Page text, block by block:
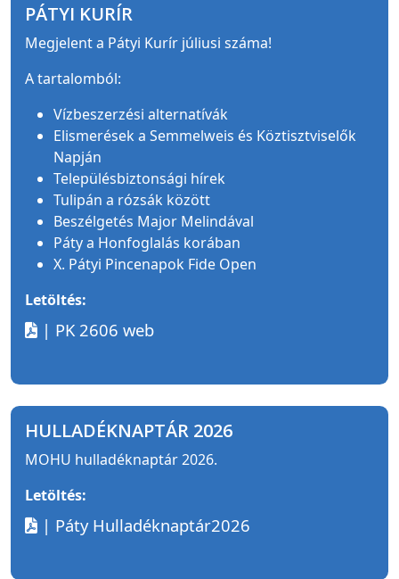
PÁTYI KURÍR
Megjelent a Pátyi Kurír júliusi száma!
A tartalomból:
Vízbeszerzési alternatívák
Elismerések a Semmelweis és Köztisztviselők
Napján
Településbiztonsági hírek
Tulipán a rózsák között
Beszélgetés Major Melindával
Páty a Honfoglalás korában
X. Pátyi Pincenapok Fide Open
Letöltés:
| PK 2606 web
HULLADÉKNAPTÁR 2026
MOHU hulladéknaptár 2026.
Letöltés:
| Páty Hulladéknaptár2026